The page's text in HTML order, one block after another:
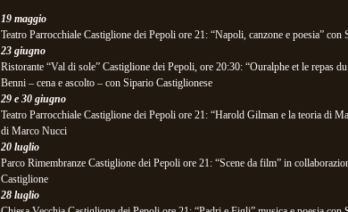
19 maggio
Teatro Parrocchiale Castiglione dei Pepoli ore 21: “Napoli, canzone e poesia” con
23 giugno
Ristorante “Val di sole” Castiglione dei Pepoli, ore 20:30: “Ouralphe et le repas
Benni – cena e ascolto – con Sipario Castiglionese
29 e 30 giugno
Teatro Parrocchiale Castiglione dei Pepoli ore 21: “Harold Gilman e la teoria di
di Marco Nucci
20 luglio
Parco Rimembranze Castiglione dei Pepoli ore 21: “Scene da film” in
Castiglione
28 luglio